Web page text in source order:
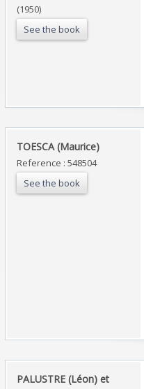
(1950)
See the book
‎TOESCA (Maurice)‎
Reference : 548504
See the book
‎PALUSTRE (Léon) et